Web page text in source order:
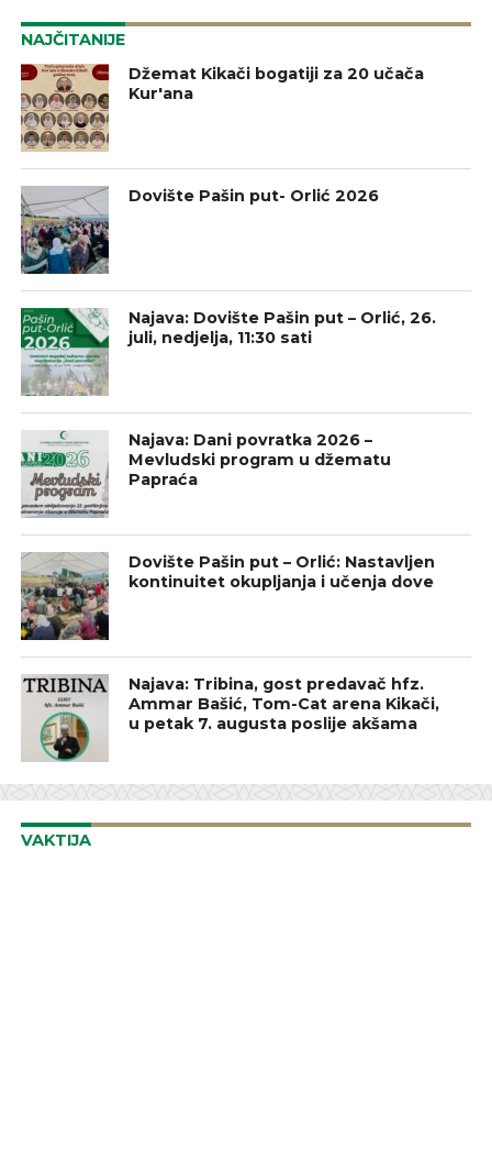
NAJČITANIJE
Džemat Kikači bogatiji za 20 učača
Kur'ana
Dovište Pašin put- Orlić 2026
Najava: Dovište Pašin put – Orlić, 26.
juli, nedjelja, 11:30 sati
Najava: Dani povratka 2026 –
Mevludski program u džematu
Papraća
Dovište Pašin put – Orlić: Nastavljen
kontinuitet okupljanja i učenja dove
Najava: Tribina, gost predavač hfz.
Ammar Bašić, Tom-Cat arena Kikači,
u petak 7. augusta poslije akšama
VAKTIJA